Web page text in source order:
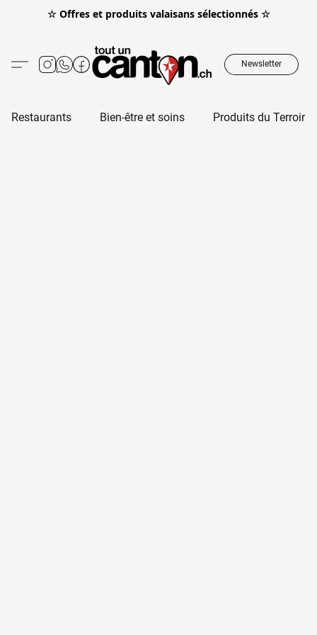
☆ Offres et produits valaisans sélectionnés ☆
Newsletter
Restaurants Bien-être et soins Produits du Terroir